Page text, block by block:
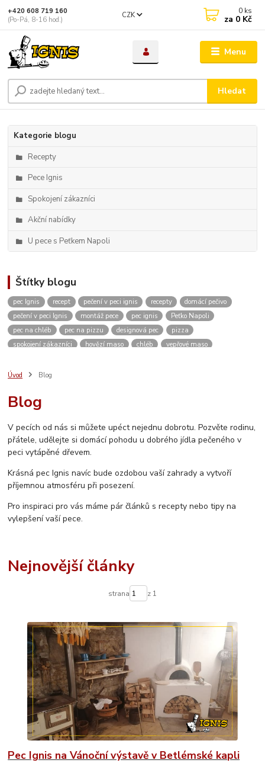
Menu
CZK
Hledat
+420 608 719 160
(Po-Pá, 8-16 hod.)
0 ks
za 0 Kč
Kategorie blogu
Recepty
Pece Ignis
Spokojení zákazníci
Akční nabídky
U pece s Peťkem Napoli
Štítky blogu
pec Ignis recept pečení v peci ignis recepty
domácí pečivo
pečení v peci Ignis
montáž pece pec ignis
Peťko Napoli
pec na chléb
pec na pizzu designová pec
pizza
spokojení zákazníci
hovězí maso chléb
vepřové maso
vánoce
kvásek
pikantní
video
měření teploty návod
návod na sestavení pece
jak sestavit pec
vlastnosti pece stavebnice
inspirace
vánoční výstava
Úvod Blog
Blog
V pecích od nás si můžete upéct nejednu dobrotu. Pozvěte rodinu,
přátele, udělejte si domácí pohodu u dobrého jídla pečeného v
peci vytápěné dřevem.
Krásná pec Ignis navíc bude ozdobou vaší zahrady a vytvoří
příjemnou atmosféru při posezení.
Pro inspiraci pro vás máme pár článků s recepty nebo tipy na
vylepšení vaší pece.
Nejnovější články
strana z 1
Pec Ignis na Vánoční výstavě v Betlémské kapli